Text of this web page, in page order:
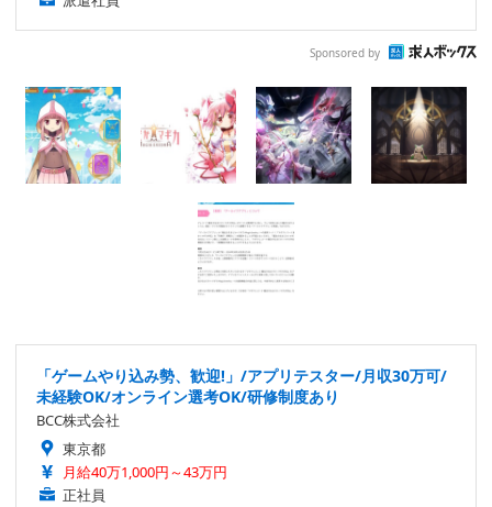
Sponsored by
「ゲームやり込み勢、歓迎!」/アプリテスター/月収30万可/
未経験OK/オンライン選考OK/研修制度あり
BCC株式会社
東京都
月給40万1,000円～43万円
正社員